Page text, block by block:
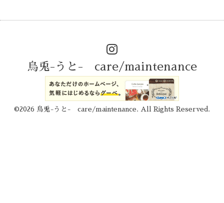
烏兎-うと- care/maintenance
©2026 烏兎-うと- care/maintenance . All Rights Reserved.